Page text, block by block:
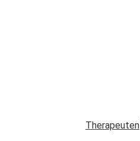
Therapeuten